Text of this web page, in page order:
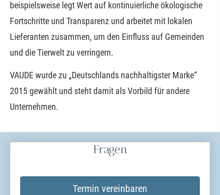
beispielsweise legt Wert auf kontinuierliche ökologische
Fortschritte und Transparenz und arbeitet mit lokalen
Lieferanten zusammen, um den Einfluss auf Gemeinden
und die Tierwelt zu verringern.
VAUDE wurde zu „Deutschlands nachhaltigster Marke“
2015 gewählt und steht damit als Vorbild für andere
Unternehmen.
Fragen
Termin ver­ein­baren